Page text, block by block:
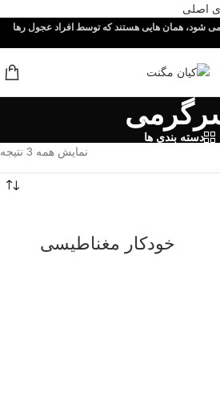
اصلی
شود، همان هایی هستند که توسط افراد عجول رها
دسته بندی ها
نمایش همه 3 نتیجه
خودکار مغناطیسی